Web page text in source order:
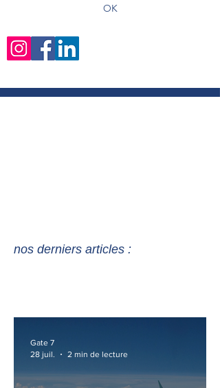
OK
nos derniers articles :
Gate 7
28 juil.
2 min de lecture